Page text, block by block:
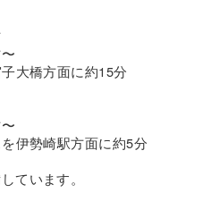
大橋方面に約15分
伊勢崎駅方面に約5分
ています。